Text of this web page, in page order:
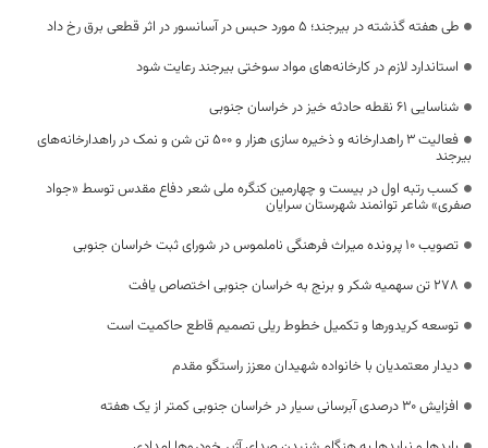
طی هفته گذشته در بیرجند؛ 5 مورد حبس در آسانسور در اثر قطعی برق رخ داد
استاندارد لازم در کارخانه‌های مواد سوختی بیرجند رعایت شود
شناسایی ۶۱ نقطه حادثه خیز در خراسان جنوبی
فعالیت ۳ راهدارخانه و ذخیره سازی هزار و ۵۰۰ تن شن و نمک در راهدارخانه‌های
بیرجند
کسب رتبه اول در بیست و چهارمین کنگره ملی شعر دفاع مقدس توسط «جواد
صفری» شاعر توانمند شهرستان سرایان
تصویب ۱۰ پرونده میراث فرهنگی ناملموس در شورای ثبت خراسان جنوبی
۲۷۸ تن سهمیه شکر و برنج به خراسان جنوبی اختصاص یافت
توسعه کریدورها و تکمیل خطوط ریلی تصمیم قاطع حاکمیت است
دیدار معتمدیان با خانواده شهیدان معزز راستگو مقدم
افزایش ۳۰ درصدی آبرسانی سیار در خراسان جنوبی کمتر از یک هفته